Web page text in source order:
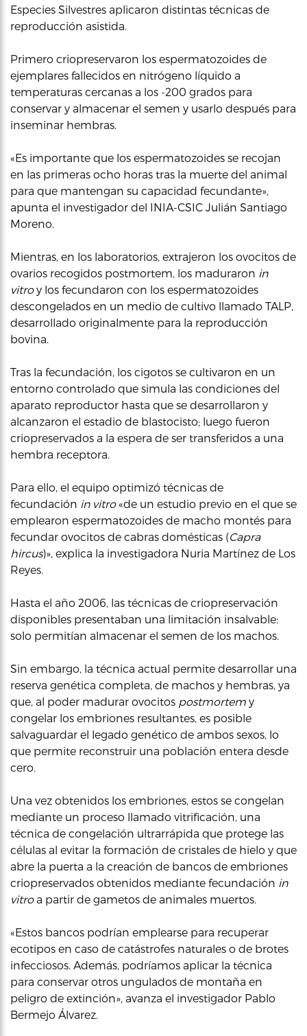
Especies Silvestres aplicaron distintas técnicas de
reproducción asistida.
Primero criopreservaron los espermatozoides de
ejemplares fallecidos en nitrógeno líquido a
temperaturas cercanas a los -200 grados para
conservar y almacenar el semen y usarlo después para
inseminar hembras.
«Es importante que los espermatozoides se recojan
en las primeras ocho horas tras la muerte del animal
para que mantengan su capacidad fecundante»,
apunta el investigador del INIA-CSIC Julián Santiago
Moreno.
Mientras, en los laboratorios, extrajeron los ovocitos de
ovarios recogidos postmortem, los maduraron in
vitroy los fecundaron con los espermatozoides
descongelados en un medio de cultivo llamado TALP,
desarrollado originalmente para la reproducción
bovina.
Tras la fecundación, los cigotos se cultivaron en un
entorno controlado que simula las condiciones del
aparato reproductor hasta que se desarrollaron y
alcanzaron el estadio de blastocisto; luego fueron
criopreservados a la espera de ser transferidos a una
hembra receptora.
Para ello, el equipo optimizó técnicas de
fecundación in vitro«de un estudio previo en el que se
emplearon espermatozoides de macho montés para
fecundar ovocitos de cabras domésticas (Capra
hircus)», explica la investigadora Nuria Martínez de Los
Reyes.
Hasta el año 2006, las técnicas de criopreservación
disponibles presentaban una limitación insalvable:
solo permitían almacenar el semen de los machos.
Sin embargo, la técnica actual permite desarrollar una
reserva genética completa, de machos y hembras, ya
que, al poder madurar ovocitos postmortem y
congelar los embriones resultantes, es posible
salvaguardar el legado genético de ambos sexos, lo
que permite reconstruir una población entera desde
cero.
Una vez obtenidos los embriones, estos se congelan
mediante un proceso llamado vitrificación, una
técnica de congelación ultrarrápida que protege las
células al evitar la formación de cristales de hielo y que
abre la puerta a la creación de bancos de embriones
criopreservados obtenidos mediante fecundación in
vitroa partir de gametos de animales muertos.
«Estos bancos podrían emplearse para recuperar
ecotipos en caso de catástrofes naturales o de brotes
infecciosos. Además, podríamos aplicar la técnica
para conservar otros ungulados de montaña en
peligro de extinción», avanza el investigador Pablo
Bermejo Álvarez.